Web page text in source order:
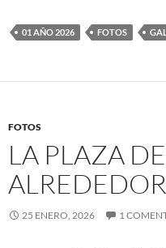
01 AÑO 2026 FOTOS
FOTOS
LA PLAZA
25 ENERO, 2026 1